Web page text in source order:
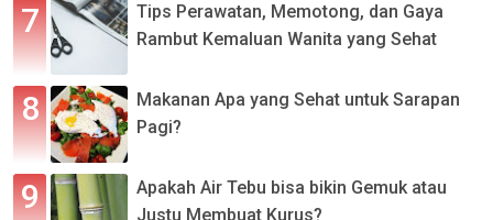
Tips Perawatan, Memotong, dan Gaya
Rambut Kemaluan Wanita yang Sehat
Makanan Apa yang Sehat untuk Sarapan
Pagi?
Apakah Air Tebu bisa bikin Gemuk atau
Justu Membuat Kurus?